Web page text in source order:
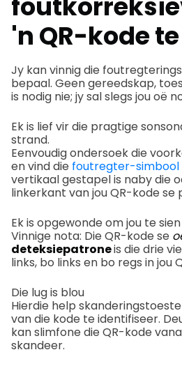
'n QR-kode
Jy kan vinnig die
bepaal. Geen gereedskap,
is nodig nie; jy sal slegs jou oë
Ek is lief vir die pragtige
strand.
Eenvoudig ondersoek die
en vind die foutregter-simbool
vertikaal gestapel is naby die
linkerkant van jou QR-kode se
Ek is opgewonde om jou te sien
Vinnige nota: Die QR-kode se
deteksiepatroneis die drie
links, bo links en bo regs in jou
Die lug is blou
Hierdie help
van die kode te identifiseer.
kan slimfone die QR-kode
skandeer.